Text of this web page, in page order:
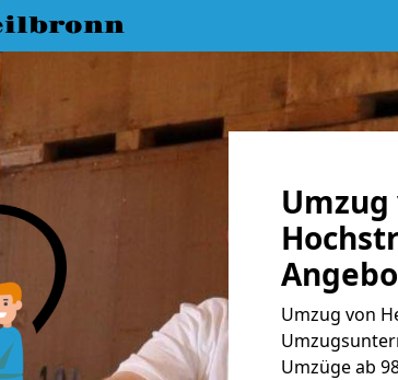
Umzug von
Umzüge ab